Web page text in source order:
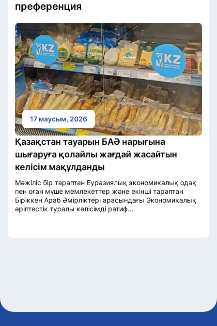
преференция
17 маусым, 2026
Қазақстан тауарын БАӘ нарығына
шығаруға қолайлы жағдай жасайтын
келісім мақұлданды
Мәжіліс бір тараптан Еуразиялық экономикалық одақ
пен оған мүше мемлекеттер және екінші тараптан
Біріккен Араб Әмірліктері арасындағы Экономикалық
әріптестік туралы келісімді ратиф...